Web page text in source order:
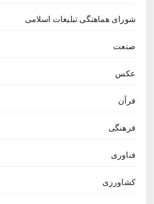
شورای هماهنگی تبلیغات اسلامی
صنعت
عکس
فرآن
فرهنگی
فناوری
کشاورزی